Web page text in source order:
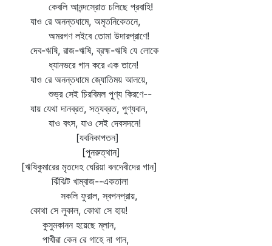
কেবলি আনন্দস্রোত চলিছে প্রবাহি!
যাও রে অনন্তধামে, অমৃতনিকেতনে,
অমরগণ লইবে তোমা উদারপ্রাণে!
দেব-ঋষি, রাজ-ঋষি, ব্রহ্ম-ঋষি যে লোকে
ধ্যানভরে গান করে এক তানে!
যাও রে অনন্তধামে জ্যোতিময় আলয়ে,
শুভ্র সেই চিরবিমল পুণ্য কিরণে--
যায় যেথা দানব্রত, সত্যব্রত, পুণ্যবান,
যাও বৎস, যাও সেই দেবসদনে!
[যবনিকাপতন]
[পুনরুত্থান]
[ঋষিকুমারের মৃতদেহ ঘেরিয়া বনদেবীদের গান]
ঝিঁঝিট খাম্বাজ--একতালা
সকলি ফুরাল, স্বপনপ্রায়,
কোথা সে লুকাল, কোথা সে হায়!
কুসুমকানন হয়েছে ম্লান,
পাখীরা কেন রে গাহে না গান,